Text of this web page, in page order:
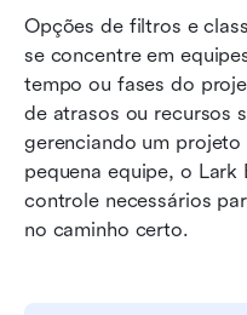
Opções de filtros e
se concentre em
tempo ou fases do
de atrasos ou recursos
gerenciando um
pequena equipe, o Lark
controle necessários
no caminho certo.